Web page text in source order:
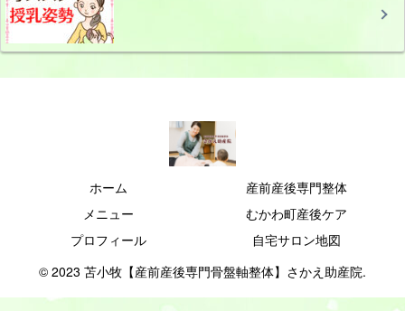
ホーム
産前産後専門整体
メニュー
むかわ町産後ケア
プロフィール
自宅サロン地図
© 2023 苫小牧【産前産後専門骨盤軸整体】さかえ助産院.